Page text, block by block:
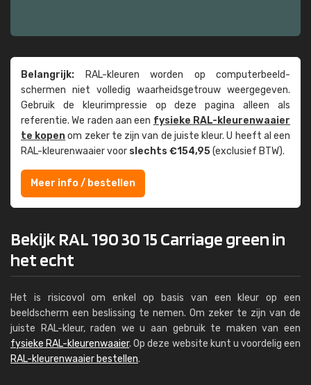
Belangrijk: RAL-kleuren worden op computer­beeld­
schermen niet volledig waarheids­­getrouw weer­gegeven.
Gebruik de kleur­impressie op deze pagina alleen als
referentie. We raden aan een fysieke RAL-kleuren­waaier
te kopenom zeker te zijn van de juiste kleur. U heeft al een
RAL-kleuren­waaier voor slechts €154,95(exclusief BTW).
Meer info / bestellen
Bekijk RAL 190 30 15 Carriage green in
het echt
Het is risicovol om enkel op basis van een kleur op een
beeldscherm een beslissing te nemen. Om zeker te zijn van de
juiste RAL-kleur, raden we u aan gebruik te maken van een
fysieke RAL-kleurenwaaier. Op deze website kunt u voordelig een
RAL-kleurenwaaier bestellen.